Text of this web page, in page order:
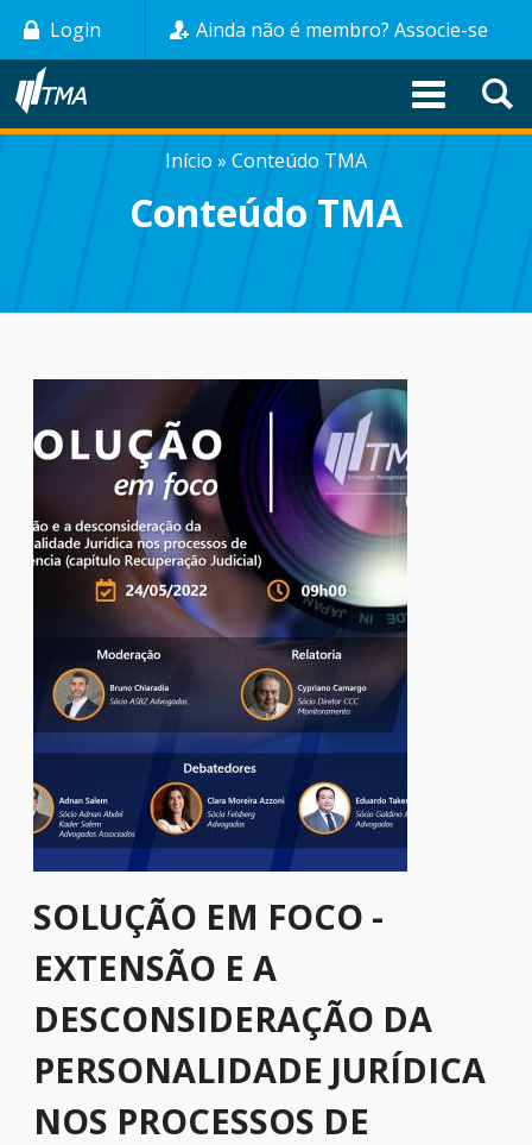
Pular
para
conteúdo
principal
Login Ainda não é membro? Associe-se
Início Conteúdo TMA
Conteúdo TMA
SOLUÇÃO EM FOCO -
EXTENSÃO E A
DESCONSIDERAÇÃO DA
PERSONALIDADE JURÍDICA
NOS PROCESSOS DE